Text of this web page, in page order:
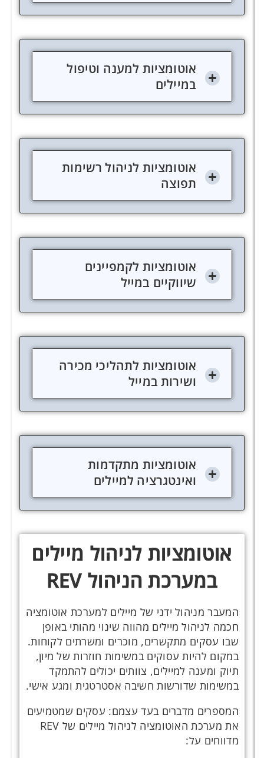
אוטומציות למענה וטיפול
במיילים
אוטומציות לניהול רשימות
תפוצה
אוטומציות לקמפיינים
שיווקיים במייל
אוטומציות לתהליכי מכירה
ושירות במייל
אוטומציות מתקדמות
ואינטגרציה למיילים
אוטומציות לניהול מיילים
במערכת הניהול REV
המעבר מניהול ידני של מיילים למערכת אוטומציה
חכמה לניהול מיילים מהווה שינוי מהותי באופן
שבו עסקים מתקשרים, מוכרים ומשרתים לקוחות.
במקום להיות עסוקים במשימות חוזרות של מיון,
תיוק ומענה למיילים, צוותים יכולים להתמקד
במשימות שדורשות חשיבה אסטרטגית ומגע אישי.
המספרים מדברים בעד עצמם: עסקים שמטמיעים
את מערכת האוטומציה לניהול מיילים של REV
מדווחים על: